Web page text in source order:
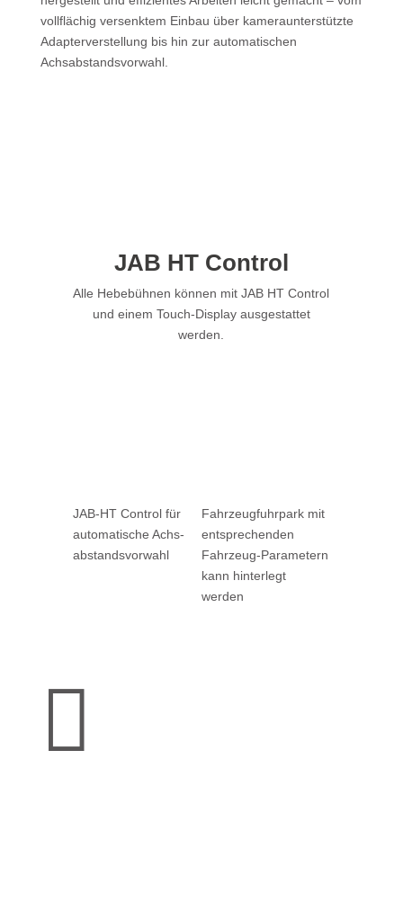
vollflächig versenktem Einbau über kameraunterstützte
Adapter­verstellung bis hin zur automatischen
Achsabstandsvorwahl.
JAB HT Control
Alle Hebebühnen können mit JAB HT Control
und einem Touch-Display ausgestattet
werden.
JAB-HT Control für
automa­tische Achs­
abstands­vorwahl
Fahrzeug­fuhr­park mit
entsprechenden
Fahrzeug-Parametern
kann hinter­legt
werden
